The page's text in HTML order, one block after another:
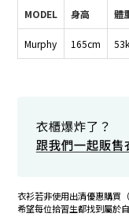
MODEL 身高 體
Murphy 165cm
衣衫若非使用出清優惠購買
希望每位拾習生都找到屬於